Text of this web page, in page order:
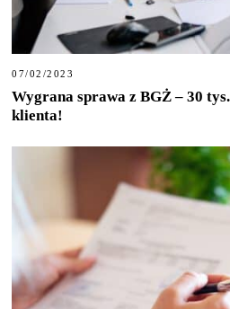
07/02/2023
Wygrana sprawa z BGŻ – 30
klienta!